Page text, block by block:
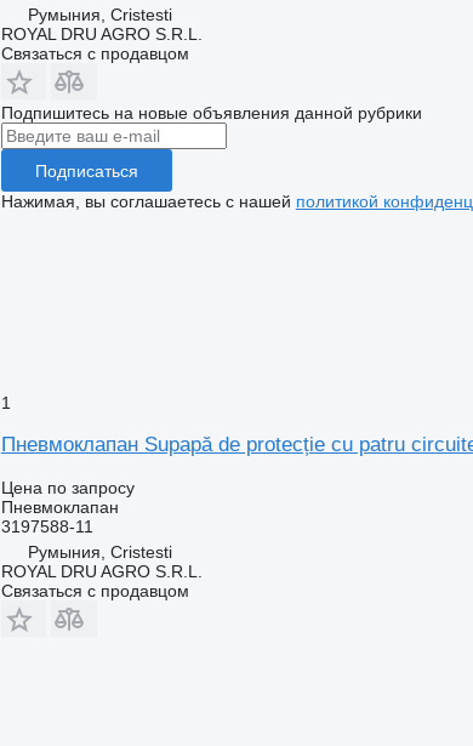
Румыния, Cristesti
ROYAL DRU AGRO S.R.L.
Связаться с продавцом
Подпишитесь на новые объявления данной рубрики
Подписаться
Нажимая, вы соглашаетесь с нашей политикой
1
Пневмоклапан Supapă de protecție cu patru
Цена по запросу
Пневмоклапан
3197588-11
Румыния, Cristesti
ROYAL DRU AGRO S.R.L.
Связаться с продавцом